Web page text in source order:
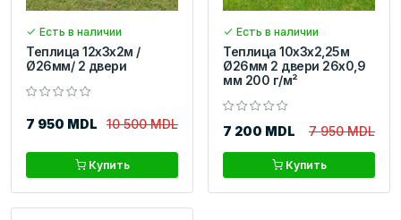
Есть в наличии
Теплица 12x3x2м /
Ø26мм/ 2 двери
7 950 MDL 10 500 MDL
Купить
Есть в наличии
Теплица 10x3x2,25м
Ø26мм 2 двери 26х0,9
мм 200 г/м²
7 200 MDL 7 950 MDL
Купить